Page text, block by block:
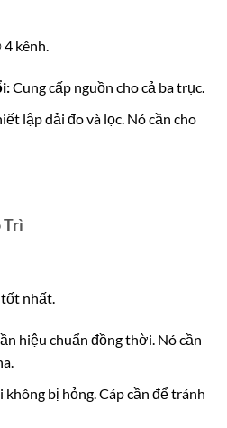
kênh.
Cung cấp nguồn cho cả ba trục.
lập dải đo và lọc. Nó cần cho
Trì
nhất.
hiệu chuẩn đồng thời. Nó cần
không bị hỏng. Cáp cần để tránh